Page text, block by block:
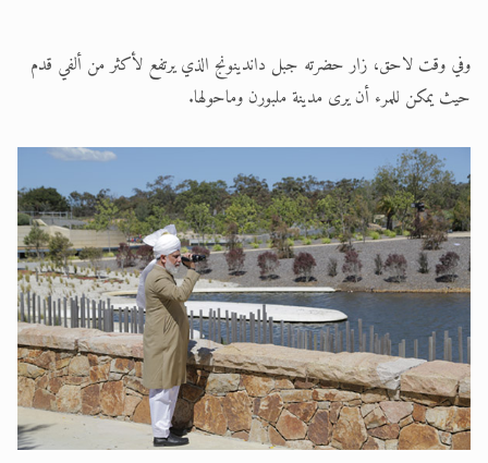
وفي وقت لاحق، زار حضرته جبل داندينونج الذي يرتفع لأكثر من ألفي قدم
حيث يمكن للمرء أن يرى مدينة ملبورن وماحولها.